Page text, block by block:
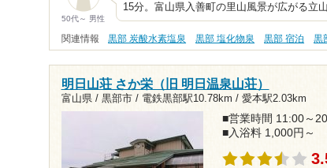
50代～ 男性
15分。富山県入善町の里山風景が広がる立
関連情報 黒部 炭酸水素塩泉 黒部 塩化物泉 黒部 宿泊 黒
明日山荘 さか栄（旧 明日温泉山荘）
富山県 / 黒部市 / 電鉄黒部駅10.78km / 愛本駅2.03km
■営業時間 11:00～
■入浴料 1,000円～